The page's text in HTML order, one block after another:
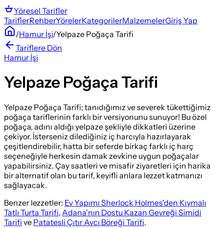
Yöresel Tarifler
TariflerRehberYörelerKategorilerMalzemelerGiriş Yap
/Hamur İşi/Yelpaze Poğaça Tarifi
Tariflere Dön
Hamur İşi
Yelpaze Poğaça Tarifi
Yelpaze Poğaça Tarifi; tanıdığımız ve severek tükettiğimiz
poğaça tariflerinin farklı bir versiyonunu sunuyor! Bu özel
poğaça, adını aldığı yelpaze şekliyle dikkatleri üzerine
çekiyor. İsterseniz dilediğiniz iç harcıyla hazırlayarak
çeşitlendirebilir, hatta bir seferde birkaç farklı iç harç
seçeneğiyle herkesin damak zevkine uygun poğaçalar
yapabilirsiniz. Çay saatleri ve misafir ziyaretleri için harika
bir alternatif olan bu tarif, keyifli anlara lezzet katmanızı
sağlayacak.
Benzer lezzetler: Ev Yapımı Sherlock Holmes'den Kıymalı
Tatlı Turta Tarifi, Adana'nın Dostu Kazan Gevreği Simidi
Tarifi ve Patatesli Çıtır Avcı Böreği Tarifi.